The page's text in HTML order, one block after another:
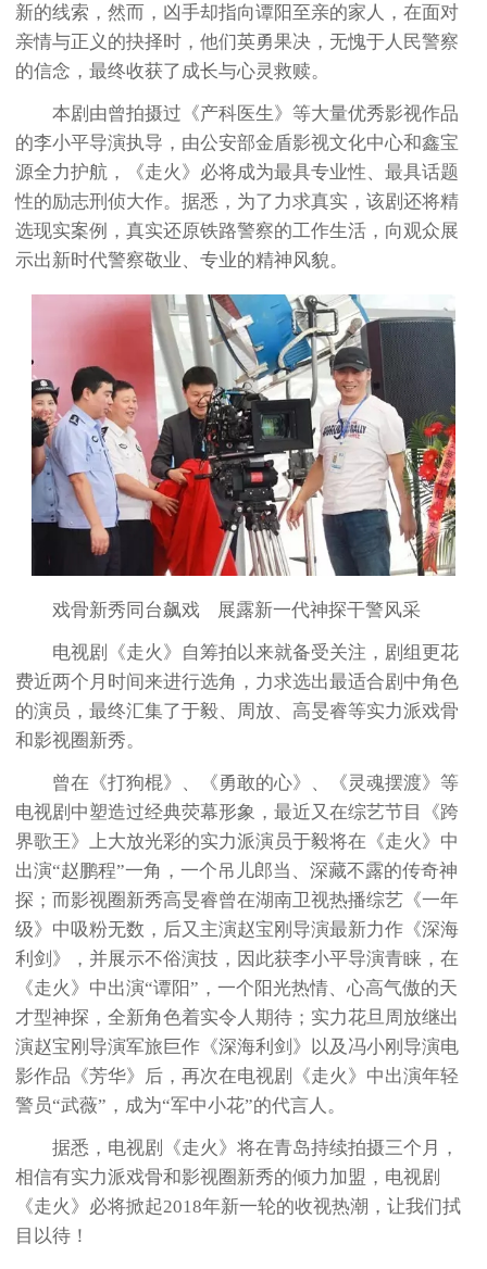
新的线索，然而，凶手却指向谭阳至亲的家人，在面对
亲情与正义的抉择时，他们英勇果决，无愧于人民警察
的信念，最终收获了成长与心灵救赎。
本剧由曾拍摄过《产科医生》等大量优秀影视作品
的李小平导演执导，由公安部金盾影视文化中心和鑫宝
源全力护航，《走火》必将成为最具专业性、最具话题
性的励志刑侦大作。据悉，为了力求真实，该剧还将精
选现实案例，真实还原铁路警察的工作生活，向观众展
示出新时代警察敬业、专业的精神风貌。
戏骨新秀同台飙戏 展露新一代神探干警风采
电视剧《走火》自筹拍以来就备受关注，剧组更花
费近两个月时间来进行选角，力求选出最适合剧中角色
的演员，最终汇集了于毅、周放、高旻睿等实力派戏骨
和影视圈新秀。
曾在《打狗棍》、《勇敢的心》、《灵魂摆渡》等
电视剧中塑造过经典荧幕形象，最近又在综艺节目《跨
界歌王》上大放光彩的实力派演员于毅将在《走火》中
出演“赵鹏程”一角，一个吊儿郎当、深藏不露的传奇神
探；而影视圈新秀高旻睿曾在湖南卫视热播综艺《一年
级》中吸粉无数，后又主演赵宝刚导演最新力作《深海
利剑》，并展示不俗演技，因此获李小平导演青睐，在
《走火》中出演“谭阳”，一个阳光热情、心高气傲的天
才型神探，全新角色着实令人期待；实力花旦周放继出
演赵宝刚导演军旅巨作《深海利剑》以及冯小刚导演电
影作品《芳华》后，再次在电视剧《走火》中出演年轻
警员“武薇”，成为“军中小花”的代言人。
据悉，电视剧《走火》将在青岛持续拍摄三个月，
相信有实力派戏骨和影视圈新秀的倾力加盟，电视剧
《走火》必将掀起2018年新一轮的收视热潮，让我们拭
目以待！